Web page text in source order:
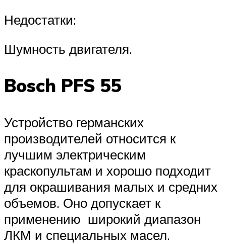
Недостатки:
Шумность двигателя.
Bosch PFS 55
Устройство германских
производителей относится к
лучшим электрическим
краскопультам и хорошо подходит
для окрашивания малых и средних
объемов. Оно допускает к
применению широкий диапазон
ЛКМ и специальных масел.